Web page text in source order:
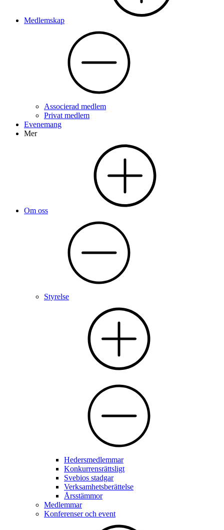
Medlemskap
Associerad medlem
Privat medlem
Evenemang
Mer
Om oss
Styrelse
Hedersmedlemmar
Konkurrensrättsligt
Svebios stadgar
Verksamhetsberättelse
Årsstämmor
Medlemmar
Konferenser och event